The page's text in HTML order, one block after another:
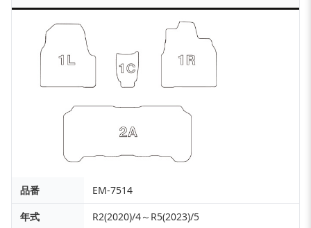
品番
EM-7514
年式
R2(2020)/4～R5(2023)/5